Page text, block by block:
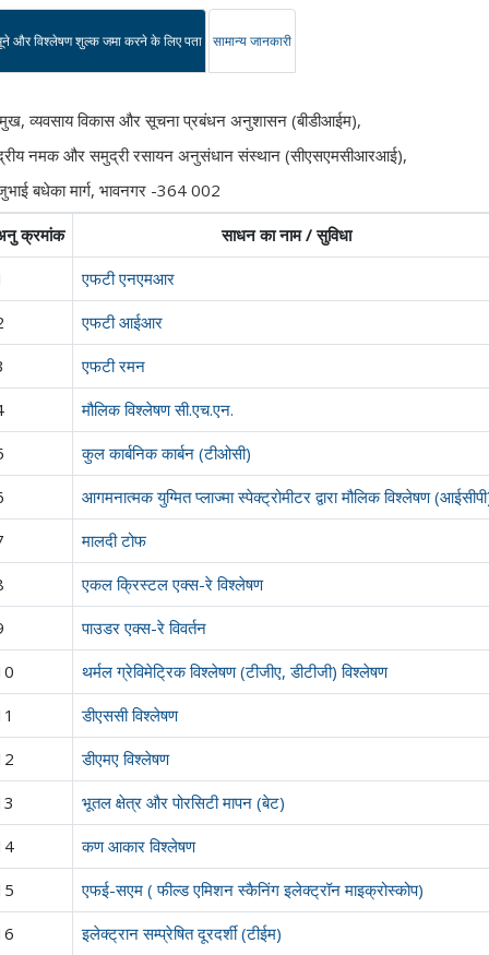
और विश्लेषण शुल्क जमा करने के लिए पता सामान्य जानकारी
व्यवसाय विकास और सूचना प्रबंधन अनुशासन (बीडीआईम),
नमक और समुद्री रसायन अनुसंधान संस्थान (सीएसएमसीआरआई),
बधेका मार्ग, भावनगर -364 002
क्रमांक
साधन का नाम / सुविधा
एफटी एनएमआर
एफटी आईआर
एफटी रमन
मौलिक विश्लेषण सी.एच.एन.
कुल कार्बनिक कार्बन (टीओसी)
आगमनात्मक युग्मित प्लाज्मा स्पेक्ट्रोमीटर द्वारा मौलिक विश्लेषण
मालदी टोफ
एकल क्रिस्टल एक्स-रे विश्लेषण
पाउडर एक्स-रे विवर्तन
थर्मल ग्रेविमेट्रिक विश्लेषण (टीजीए, डीटीजी) विश्लेषण
डीएससी विश्लेषण
डीएमए विश्लेषण
भूतल क्षेत्र और पोरसिटी मापन (बेट)
कण आकार विश्लेषण
एफई-सएम ( फील्ड एमिशन स्कैनिंग इलेक्ट्रॉन माइक्रोस्कोप)
इलेक्ट्रान सम्प्रेषित दूरदर्शी (टीईम)